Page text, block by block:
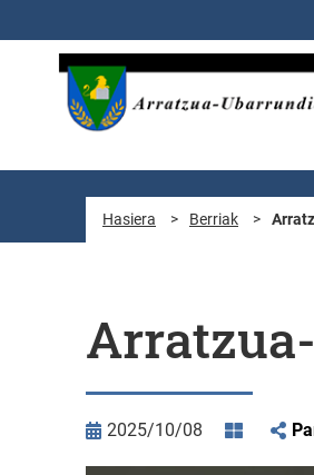
Hasiera > Berriak >
2025/10/08